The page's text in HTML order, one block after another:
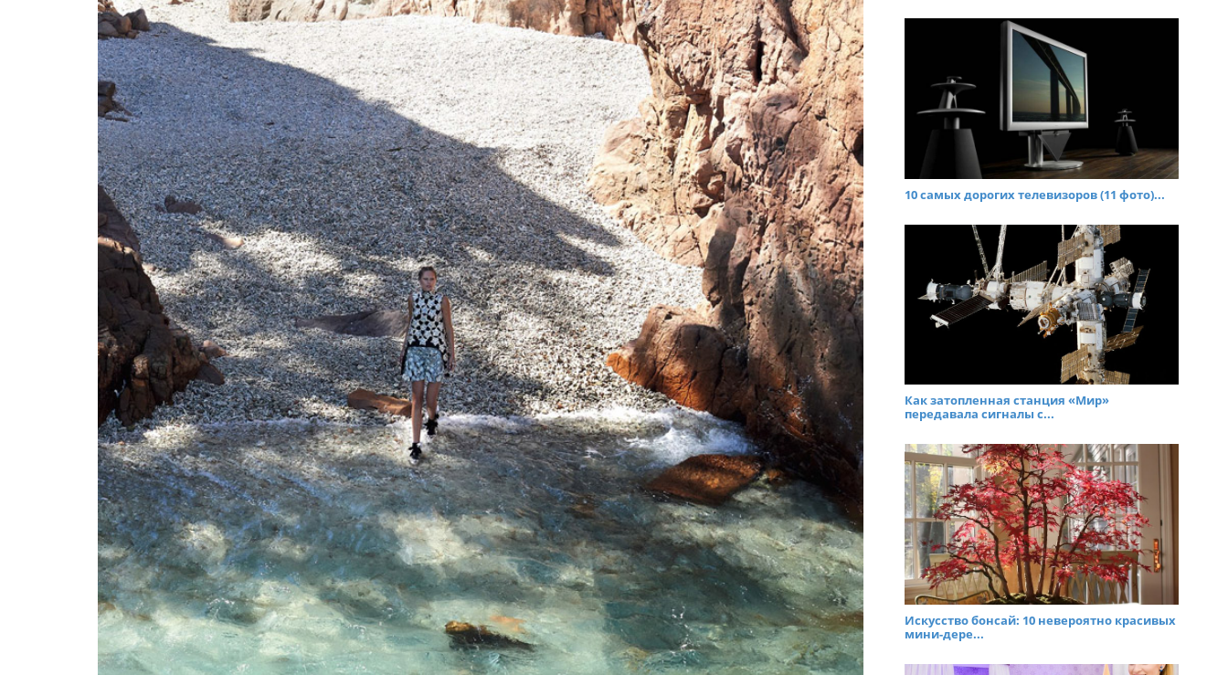
10 самых дорогих телевизоров (11 фото)...
Как затопленная станция «Мир»
передавала сигналы с...
Искусство бонсай: 10 невероятно красивых
мини-дере...